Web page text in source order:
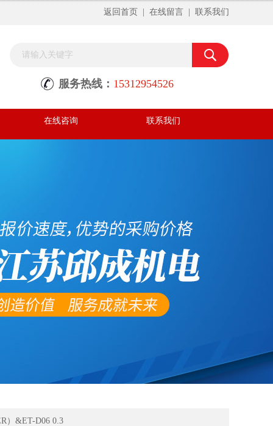
返回首页 在线留言 联系我们
服务热线： 15312954526
在线咨询 联系我们
）&ET-D06 0.3